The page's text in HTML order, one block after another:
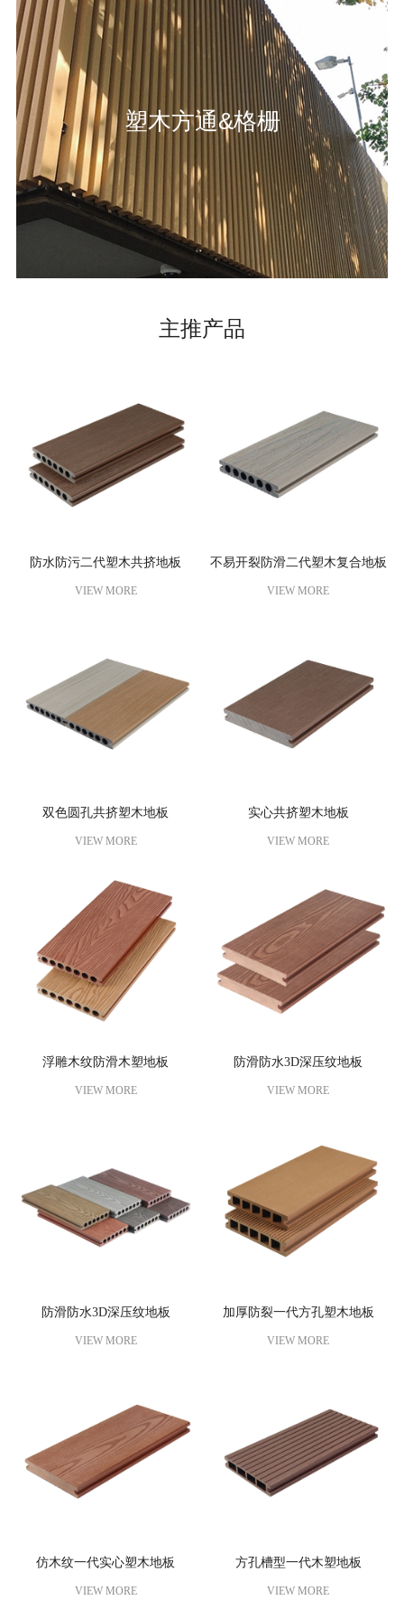
塑木方通&格栅
主推产品
防水防污二代塑木共挤地板
VIEW MORE
不易开裂防滑二代塑木复合地板
VIEW MORE
双色圆孔共挤塑木地板
VIEW MORE
实心共挤塑木地板
VIEW MORE
浮雕木纹防滑木塑地板
VIEW MORE
防滑防水3D深压纹地板
VIEW MORE
防滑防水3D深压纹地板
VIEW MORE
加厚防裂一代方孔塑木地板
VIEW MORE
仿木纹一代实心塑木地板
VIEW MORE
方孔槽型一代木塑地板
VIEW MORE